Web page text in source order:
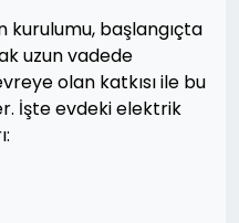
kurulumu, başlangıçta
uzun vadede
olan katkısı ile bu
İşte evdeki elektrik